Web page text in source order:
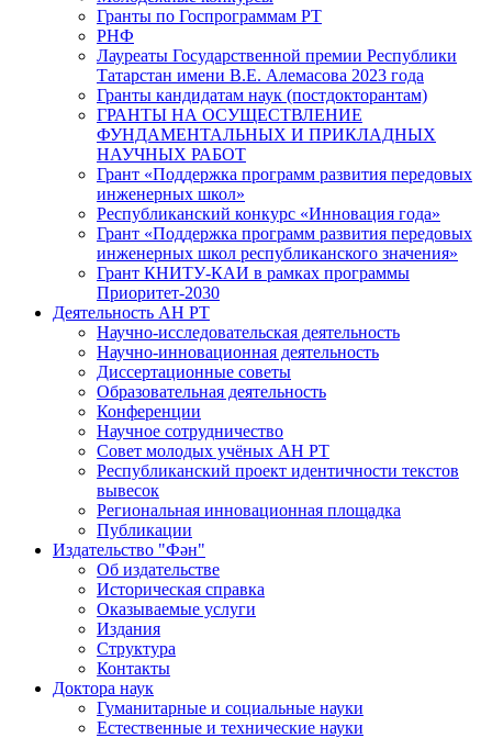
Гранты по Госпрограммам РТ
РНФ
Лауреаты Государственной премии Республики
Татарстан имени В.Е. Алемасова 2023 года
Гранты кандидатам наук (постдокторантам)
ГРАНТЫ НА ОСУЩЕСТВЛЕНИЕ
ФУНДАМЕНТАЛЬНЫХ И ПРИКЛАДНЫХ
НАУЧНЫХ РАБОТ
Грант «Поддержка программ развития передовых
инженерных школ»
Республиканский конкурс «Инновация года»
Грант «Поддержка программ развития передовых
инженерных школ республиканского значения»
Грант КНИТУ-КАИ в рамках программы
Приоритет-2030
Деятельность АН РТ
Научно-исследовательская деятельность
Научно-инновационная деятельность
Диссертационные советы
Образовательная деятельность
Конференции
Научное сотрудничество
Совет молодых учёных АН РТ
Республиканский проект идентичности текстов
вывесок
Региональная инновационная площадка
Публикации
Издательство "Фән"
Об издательстве
Историческая справка
Оказываемые услуги
Издания
Структура
Контакты
Доктора наук
Гуманитарные и социальные науки
Естественные и технические науки